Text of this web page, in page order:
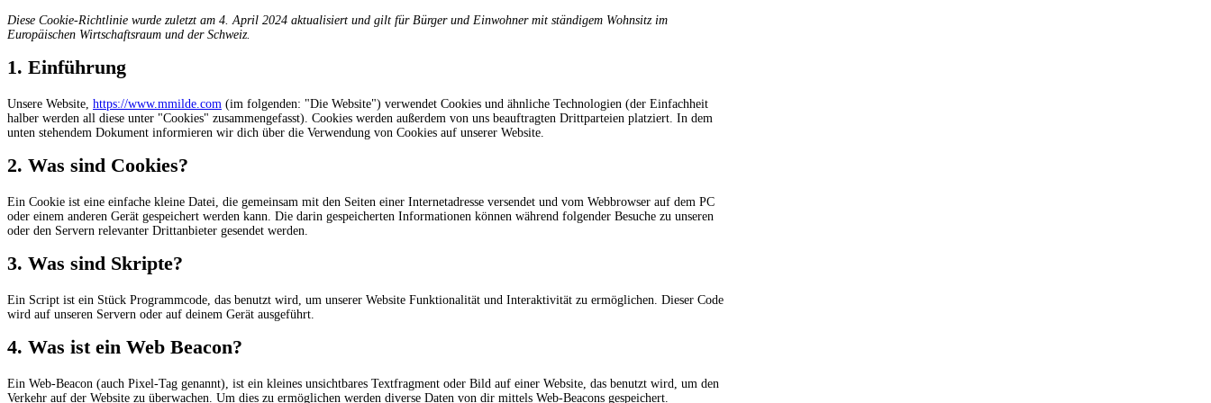
Diese Cookie-Richtlinie wurde zuletzt am 4. April 2024 aktualisiert und gilt für Bürger und Einwohner mit ständigem Wohnsitz im
Europäischen Wirtschaftsraum und der Schweiz.
1. Einführung
Unsere Website, https://www.mmilde.com (im folgenden: "Die Website") verwendet Cookies und ähnliche Technologien (der Einfachheit
halber werden all diese unter "Cookies" zusammengefasst). Cookies werden außerdem von uns beauftragten Drittparteien platziert. In dem
unten stehendem Dokument informieren wir dich über die Verwendung von Cookies auf unserer Website.
2. Was sind Cookies?
Ein Cookie ist eine einfache kleine Datei, die gemeinsam mit den Seiten einer Internetadresse versendet und vom Webbrowser auf dem PC
oder einem anderen Gerät gespeichert werden kann. Die darin gespeicherten Informationen können während folgender Besuche zu unseren
oder den Servern relevanter Drittanbieter gesendet werden.
3. Was sind Skripte?
Ein Script ist ein Stück Programmcode, das benutzt wird, um unserer Website Funktionalität und Interaktivität zu ermöglichen. Dieser Code
wird auf unseren Servern oder auf deinem Gerät ausgeführt.
4. Was ist ein Web Beacon?
Ein Web-Beacon (auch Pixel-Tag genannt), ist ein kleines unsichtbares Textfragment oder Bild auf einer Website, das benutzt wird, um den
Verkehr auf der Website zu überwachen. Um dies zu ermöglichen werden diverse Daten von dir mittels Web-Beacons gespeichert.